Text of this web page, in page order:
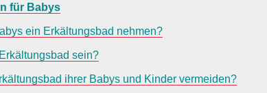
für Babys
ein Erkältungsbad nehmen?
sein?
ihrer Babys und Kinder vermeiden?